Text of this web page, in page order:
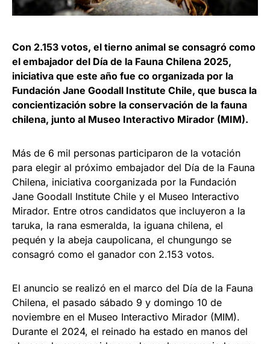
Con 2.153 votos, el tierno animal se consagró como
el embajador del Día de la Fauna Chilena 2025,
iniciativa que este año fue co organizada por la
Fundación Jane Goodall Institute Chile, que busca la
concientización sobre la conservación de la fauna
chilena, junto al Museo Interactivo Mirador (MIM).
Más de 6 mil personas participaron de la votación
para elegir al próximo embajador del Día de la Fauna
Chilena, iniciativa coorganizada por la Fundación
Jane Goodall Institute Chile y el Museo Interactivo
Mirador. Entre otros candidatos que incluyeron a la
taruka, la rana esmeralda, la iguana chilena, el
pequén y la abeja caupolicana, el chungungo se
consagró como el ganador con 2.153 votos.
El anuncio se realizó en el marco del Día de la Fauna
Chilena, el pasado sábado 9 y domingo 10 de
noviembre en el Museo Interactivo Mirador (MIM).
Durante el 2024, el reinado ha estado en manos del